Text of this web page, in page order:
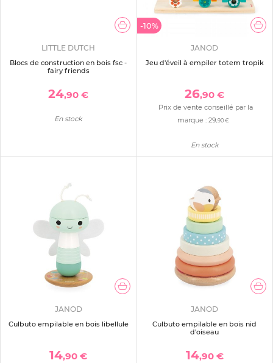
LITTLE DUTCH
Blocs de construction en bois fsc -
fairy friends
24,90 €
En stock
-10%
JANOD
Jeu d'éveil à empiler totem tropik
26,90 €
Prix de vente conseillé par la
marque :29 ,90 €
En stock
JANOD
Culbuto empilable en bois libellule
14,90 €
JANOD
Culbuto empilable en bois nid
d'oiseau
14,90 €